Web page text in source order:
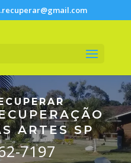
ARTES SP
7197